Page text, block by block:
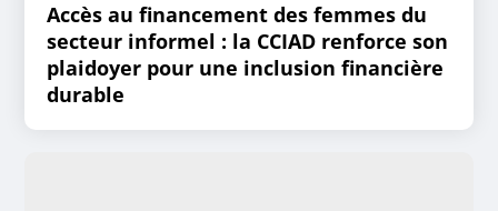
Accès au financement des femmes du
secteur informel : la CCIAD renforce son
plaidoyer pour une inclusion financière
durable